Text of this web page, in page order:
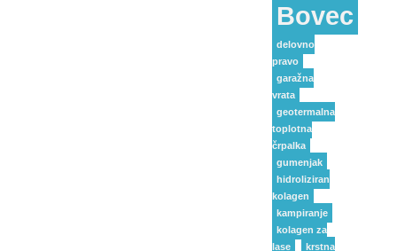
Bovec
delovno
pravo
garažna
vrata
geotermalna
toplotna
črpalka
gumenjak
hidroliziran
kolagen
kampiranje
kolagen za
lase
krstna